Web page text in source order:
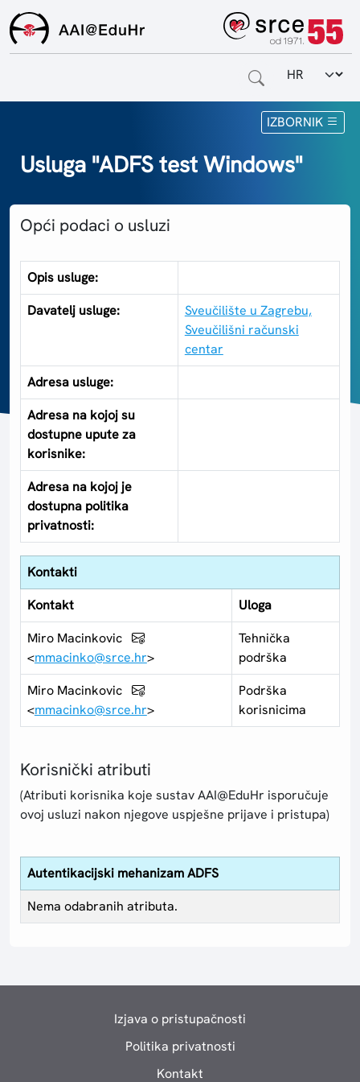
Odabir
IZBORNIK
Za krajnje korisnike
Za matične ustanove
O sustavu
Kontakt
Usluga "ADFS test Windows"
Opći podaci o usluzi
Opis usluge:
Davatelj usluge:
Sveučilište u Zagrebu,
Sveučilišni računski
centar
Adresa usluge:
Adresa na kojoj su
dostupne upute za
korisnike:
Adresa na kojoj je
dostupna politika
privatnosti:
Kontakti
Kontakt
Uloga
Miro Macinkovic
<mmacinko@srce.hr>
Tehnička
podrška
Miro Macinkovic
<mmacinko@srce.hr>
Podrška
korisnicima
Korisnički atributi
(Atributi korisnika koje sustav AAI@EduHr isporučuje
ovoj usluzi nakon njegove uspješne prijave i pristupa)
Autentikacijski mehanizam ADFS
Nema odabranih atributa.
Izjava o pristupačnosti
Politika privatnosti
Kontakt